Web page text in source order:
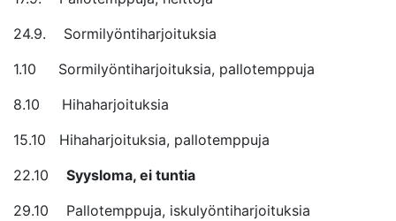
24.9. Sormilyöntiharjoituksia
1.10 Sormilyöntiharjoituksia, pallotemppuja
8.10 Hihaharjoituksia
15.10 Hihaharjoituksia, pallotemppuja
22.10 Syysloma, ei tuntia
29.10 Pallotemppuja, iskulyöntiharjoituksia